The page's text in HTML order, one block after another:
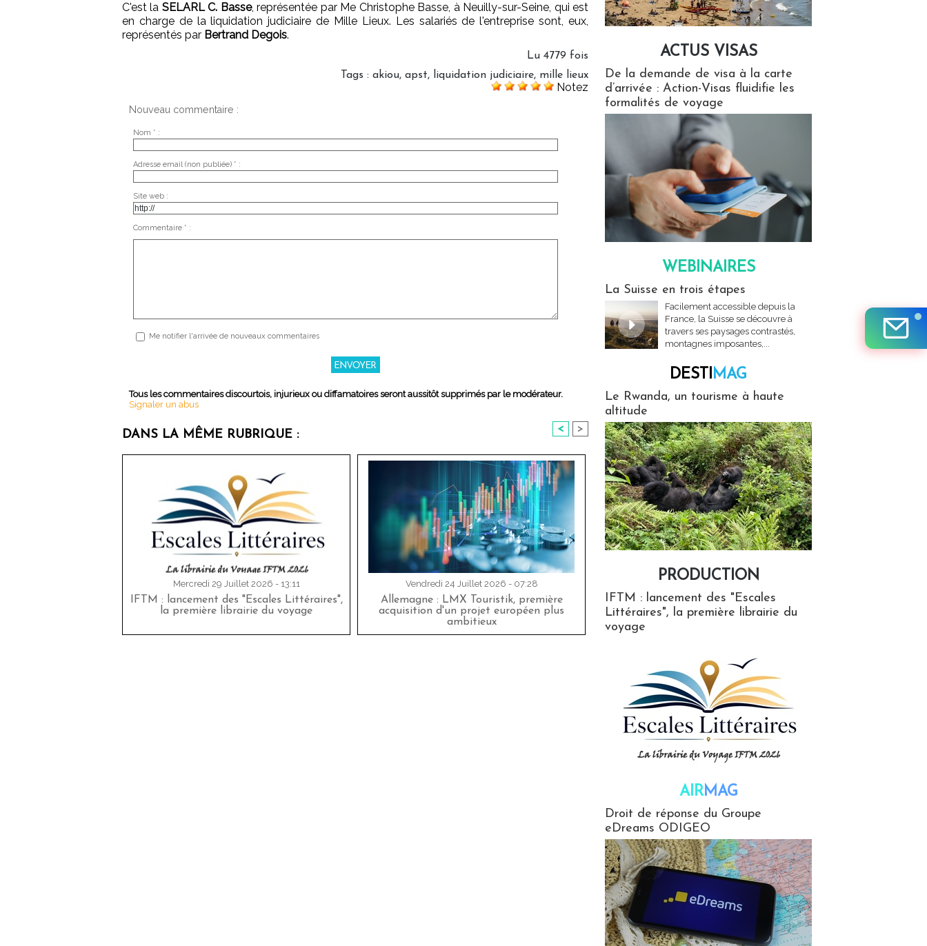
C'est la SELARL C. Basse, représentée par Me Christophe Basse, à Neuilly-sur-Seine, qui est
en charge de la liquidation judiciaire de Mille Lieux. Les salariés de l'entreprise sont, eux,
représentés par Bertrand Degois.
Lu 4779 fois
Tags : akiou, apst, liquidation judiciaire, mille lieux
Notez
Nouveau commentaire :
Nom * :
Adresse email (non publiée) * :
Site web :
Commentaire * :
Me notifier l'arrivée de nouveaux commentaires
Tous les commentaires discourtois, injurieux ou diffamatoires seront aussitôt supprimés par le modérateur.
Signaler un abus
DANS LA MÊME RUBRIQUE : < >
Mercredi 29 Juillet 2026 - 13:11
IFTM : lancement des "Escales Littéraires",
la première librairie du voyage
Vendredi 24 Juillet 2026 - 07:28
Allemagne : LMX Touristik, première
acquisition d'un projet européen plus
ambitieux
ACTUS VISAS
De la demande de visa à la carte
d’arrivée : Action-Visas fluidifie les
formalités de voyage
WEBINAIRES
La Suisse en trois étapes
Facilement accessible depuis la
France, la Suisse se découvre à
travers ses paysages contrastés,
montagnes imposantes,...
DESTIMAG
Le Rwanda, un tourisme à haute
altitude
PRODUCTION
IFTM : lancement des "Escales
Littéraires", la première librairie du
voyage
AIRMAG
Droit de réponse du Groupe
eDreams ODIGEO